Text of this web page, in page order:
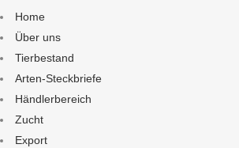
Home
Über uns
Tierbestand
Arten-Steckbriefe
Händlerbereich
Zucht
Export